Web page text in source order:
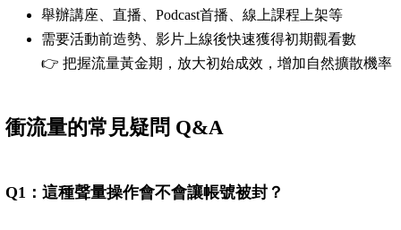
舉辦講座、直播、Podcast首播、線上課程上架等
需要活動前造勢、影片上線後快速獲得初期觀看數
👉 把握流量黃金期，放大初始成效，增加自然擴散機率
衝流量的常見疑問 Q&A
Q1 ：這種聲量操作會不會讓帳號被封？